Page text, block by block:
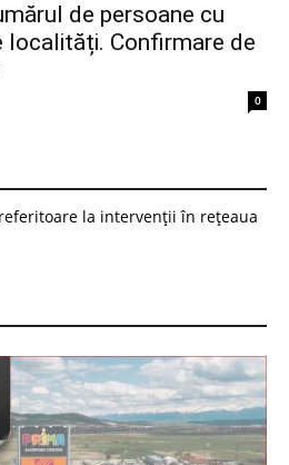
de persoane cu
localități. Confirmare de
0
la intervenții în rețeaua